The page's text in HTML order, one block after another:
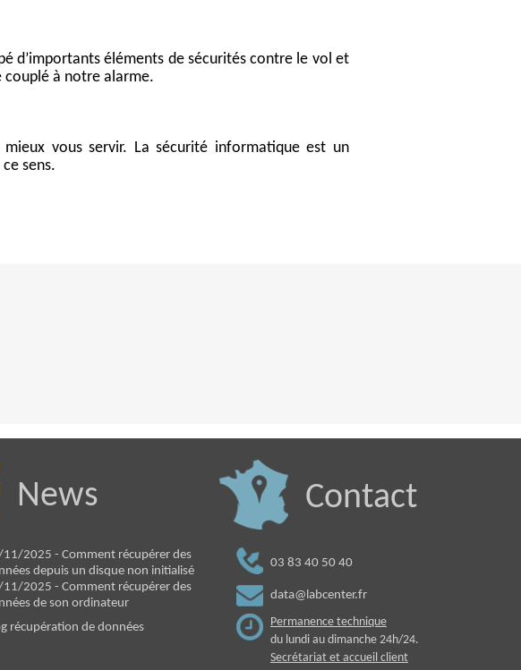
d’importants éléments de sécurités contre le vol et
couplé à notre alarme.
vous servir. La sécurité informatique est un
sens.
News
2025 - Comment récupérer des
depuis un disque non initialisé
2025 - Comment récupérer des
de son ordinateur
récupération de données
Contact
03 83 40 50 40
data@labcenter.fr
Permanence technique
du lundi au dimanche 24h/24.
Secrétariat et accueil client